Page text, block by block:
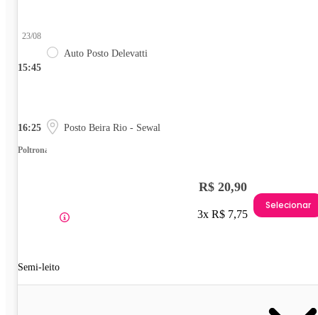
15:45
23/08
Auto Posto Delevatti
16:25 Posto Beira Rio - Sewal
Poltrona
Semi-leito
R$ 20,90
3x R$ 7,75
Selecionar